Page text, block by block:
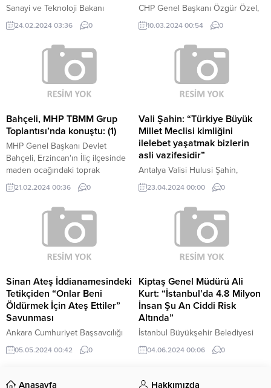
Sanayi ve Teknoloji Bakanı
Mehmet Fatih Kacır, Gaziantep'te
Nurdağı İpekyolu Çarşısı ile
Nurdağı Sosyal Girişimcilik
Merkezi Açılışı'na katıldı.
24.02.2024 03:36 0
CHP Genel Başkanı Özgür Özel,
31 Mart günü yapılacak
seçimlerde bir gözünün
Zonguldak'ta, bir gözünün
büyükşehirlerde olacağını
10.03.2024 00:54 0
Bahçeli, MHP TBMM Grup
Toplantısı’nda konuştu: (1)
MHP Genel Başkanı Devlet
Bahçeli, Erzincan'ın İliç ilçesinde
maden ocağındaki toprak
kaymasına ilişkin, "Altın madeni
felaketinin sızısı yüreklerimizi
titretiyorken, çok geçmeden
İstanbul Büyükşehir Belediye
Başkanlığı seçim sürecinin bir
malzemesi haline getirilmesi
baştan ayağa...
21.02.2024 00:36 0
Vali Şahin: “Türkiye Büyük
Millet Meclisi kimliğini
ilelebet yaşatmak bizlerin
asli vazifesidir”
Antalya Valisi Hulusi Şahin,
Türkiye Büyük Millet Meclisi'nin
104'üncü Kuruluş Yılı ve 23 Nisan
Ulusal Egemenlik ve Çocuk
Bayramı nedeniyle yayımladığı
mesajında, "23 Nisan ruhunu ve
Türkiye Büyük Millet Meclisi
kimliğini ilelebet yaşatmak bizlerin
23.04.2024 00:00 0
Sinan Ateş İddianamesindeki
Tetikçiden “Onlar Beni
Öldürmek İçin Ateş Ettiler”
Savunması
Ankara Cumhuriyet Başsavcılığı
tarafından eski Ülkü Ocakları
Başkanı Sinan Ateş'in
kapsamında hazırlanan
05.05.2024 00:42 0
Kiptaş Genel Müdürü Ali
Kurt: “İstanbul’da 4.8 Milyon
İnsan Şu An Ciddi Risk
Altında”
İstanbul Büyükşehir Belediyesi
(İBB) iştiraki KİPTAŞ, “İstanbul
Yenileniyor” kapsamında riskli
ediyor. Kadıköy’de 1982 yılında
04.06.2024 00:06 0
Anasayfa Hakkımızda